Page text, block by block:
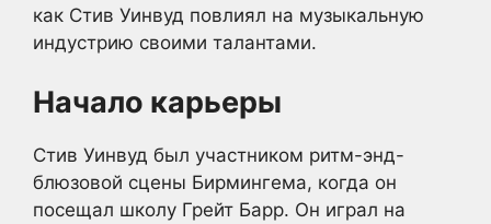
как Стив Уинвуд повлиял на музыкальную
индустрию своими талантами.
Начало карьеры
Стив Уинвуд был участником ритм-энд-
блюзовой сцены Бирмингема, когда он
посещал школу Грейт Барр. Он играл на